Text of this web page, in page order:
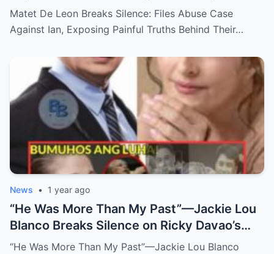
National Outrage Over Family Secrets and
Long-Buried Conflicts
Matet De Leon Breaks Silence: Files Abuse Case
Against Ian, Exposing Painful Truths Behind Their…
News • 1 year ago
“He Was More Than My Past”—Jackie Lou
Blanco Breaks Silence on Ricky Davao’s
Death with Heartfelt Farewell
“He Was More Than My Past”—Jackie Lou Blanco